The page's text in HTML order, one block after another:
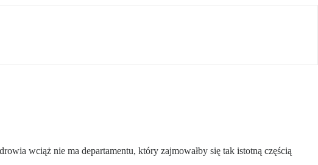
wciąż nie ma departamentu, który zajmowałby się tak istotną częścią